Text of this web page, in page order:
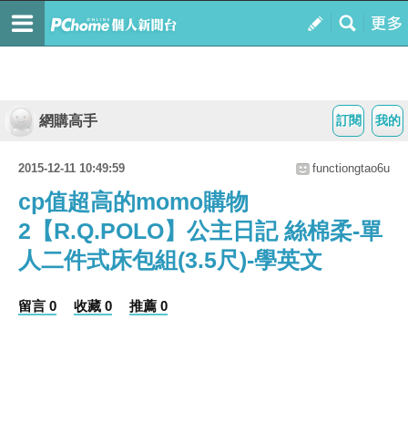
我的
訂閱
網購高手
2015-12-11 10:49:59 functiongtao6u
cp值超高的momo購物
2【R.Q.POLO】公主日記 絲棉柔-單
人二件式床包組(3.5尺)-學英文
留言 0 收藏 0 推薦 0